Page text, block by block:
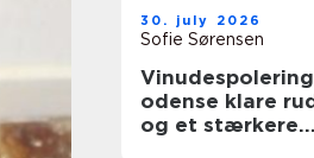
30. july 2026
Sofie Sørensen
Vinudespolering
odense klare ruder
og et stærkere